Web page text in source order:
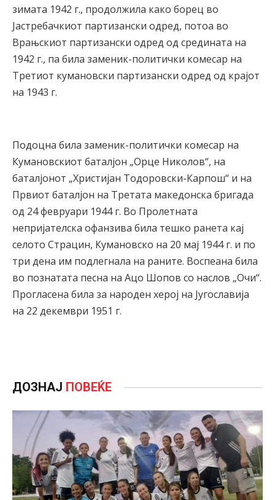
зимата 1942 г., продолжила како борец во
Јастребачкиот партизански одред, потоа во
Врањскиот партизански одред од средината на
1942 г., па била заменик-политички комесар на
Третиот кумановски партизански одред од крајот
на 1943 г.
Подоцна била заменик-политички комесар на
Кумановскиот баталјон „Орце Николов“, на
баталјонот „Христијан Тодоровски-Карпош“ и на
Првиот баталјон на Третата македонска бригада
од 24 февруари 1944 г. Во Пролетната
непријателска офанзива била тешко ранета кај
селото Страцин, Кумановско на 20 мај 1944 г. и по
три дена им подлегнала на раните. Воспеана била
во познатата песна на Ацо Шопов со наслов „Очи“.
Прогласена била за народен херој на Југославија
на 22 декември 1951 г.
ДОЗНАЈ ПОВЕЌЕ